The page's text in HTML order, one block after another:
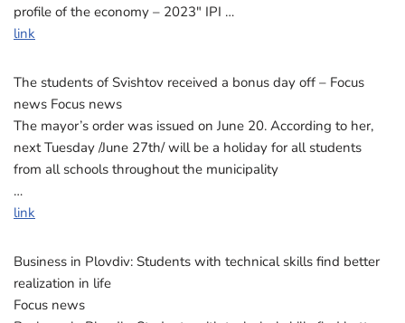
profile of the economy – 2023″ IPI …
link
The students of Svishtov received a bonus day off – Focus
news Focus news
The mayor’s order was issued on June 20. According to her,
next Tuesday /June 27th/ will be a holiday for all students
from all schools throughout the municipality
…
link
Business in Plovdiv: Students with technical skills find better
realization in life
Focus news